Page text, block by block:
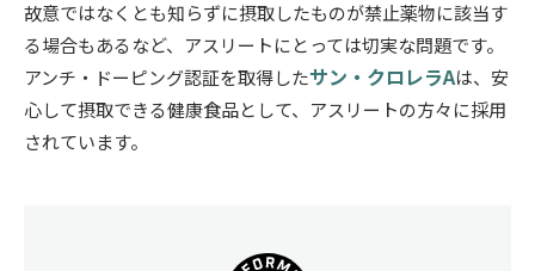
故意ではなくとも知らずに摂取したものが禁止薬物に該当す
る場合もあるなど、アスリートにとっては切実な問題です。
アンチ・ドーピング認証を取得したサン・クロレラAは、安
心して摂取できる健康食品として、アスリートの方々に採用
されています。